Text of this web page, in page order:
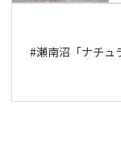
#瀬南沼「ナチュ